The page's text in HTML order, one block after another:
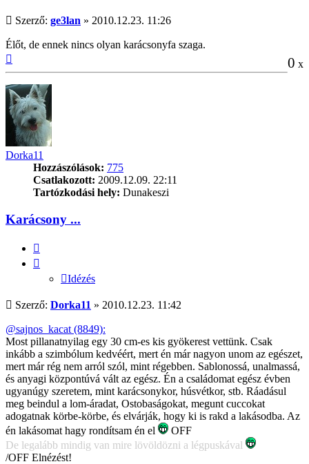
Hozzászólás
Szerző: ge3lan » 2010.12.23. 11:26
Élőt, de ennek nincs olyan karácsonyfa szaga.
0 x
a
tetejére
Dorka11
Hozzászólások: 775
Csatlakozott: 2009.12.09. 22:11
Tartózkodási hely: Dunakeszi
Karácsony ...
Idézés
Hozzászólás
Szerző: Dorka11 » 2010.12.23. 11:42
@sajnos_kacat (8849):
Most pillanatnyilag egy 30 cm-es kis gyökerest vettünk. Csak
inkább a szimbólum kedvéért, mert én már nagyon unom az egészet,
mert már rég nem arról szól, mint régebben. Sablonossá, unalmassá,
és anyagi központúvá vált az egész. Én a családomat egész évben
ugyanúgy szeretem, mint karácsonykor, húsvétkor, stb. Ráadásul
meg beindul a lom-áradat, Ostobaságokat, megunt cuccokat
adogatnak körbe-körbe, és elvárják, hogy ki is rakd a lakásodba. Az
én lakásomat hagy rondítsam én el
OFF
De legalább mindig van mire lövöldözni a légpuskával
/OFF Elnézést!